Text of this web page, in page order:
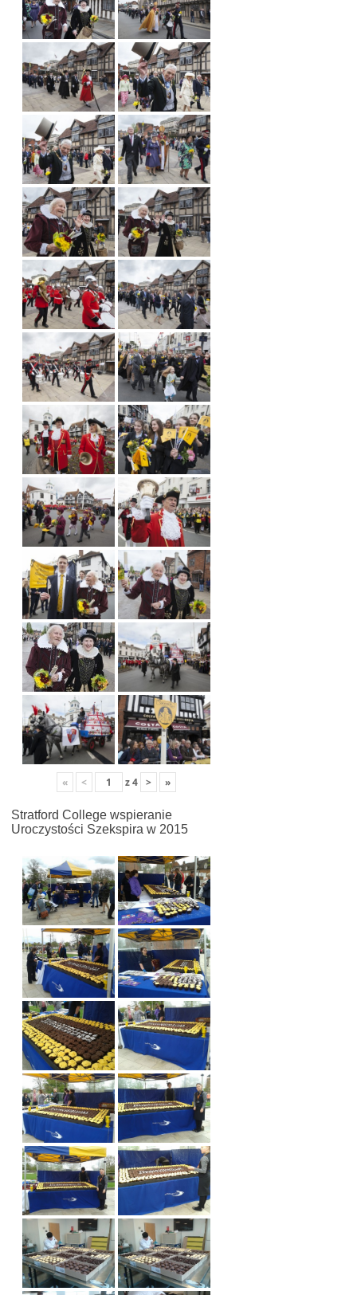
« < z4 > »
Stratford College wspieranie
Uroczystości Szekspira w 2015